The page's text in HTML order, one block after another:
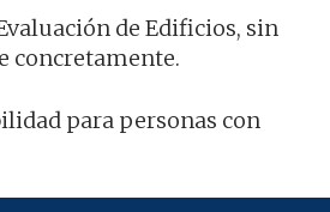
de Edificios, sin
concretamente.
para personas con